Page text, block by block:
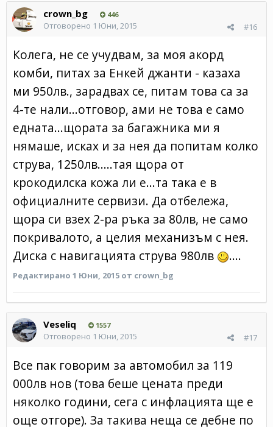
crown_bg 446
#16
Отговорено 1 Юни, 2015
Колега, не се учудвам, за моя акорд
комби, питах за Енкей джанти - казаха
ми 950лв., зарадвах се, питам това са за
4-те нали...отговор, ами не това е само
едната...щората за багажника ми я
нямаше, исках и за нея да попитам колко
струва, 1250лв.....тая щора от
крокодилска кожа ли е...та така е в
официалните сервизи. Да отбележа,
щора си взех 2-ра ръка за 80лв, не само
покривалото, а целия механизъм с нея.
Диска с навигацията струва 980лв
....
Редактирано 1 Юни, 2015 от crown_bg
Veseliq 1557
#17
Отговорено 1 Юни, 2015
Все пак говорим за автомобил за 119
000лв нов (това беше цената преди
няколко години, сега с инфлацията ще е
още отгоре). За такива неща се дебне по